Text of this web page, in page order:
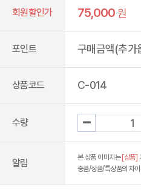
회원할인가 75,000원
포인트 구매금액(추가
상품코드 C-014
수량
알림 본 상품 이미지는 [상품]
중품/상품/특상품의 차